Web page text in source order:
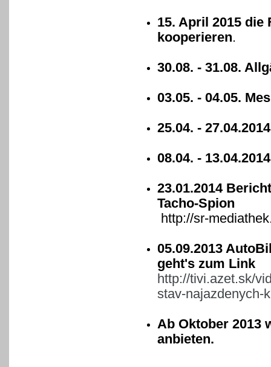
15. April 2015 die
kooperieren.
30.08. - 31.08.
03.05. - 04.05.
25.04. -
08.04. -
23.01.2014
Tacho-Spion
http://sr-
05.09.2013
geht's zum Link
http://tivi.azet.sk/
stav-najazdenych-
Ab Oktober 2013
anbieten.